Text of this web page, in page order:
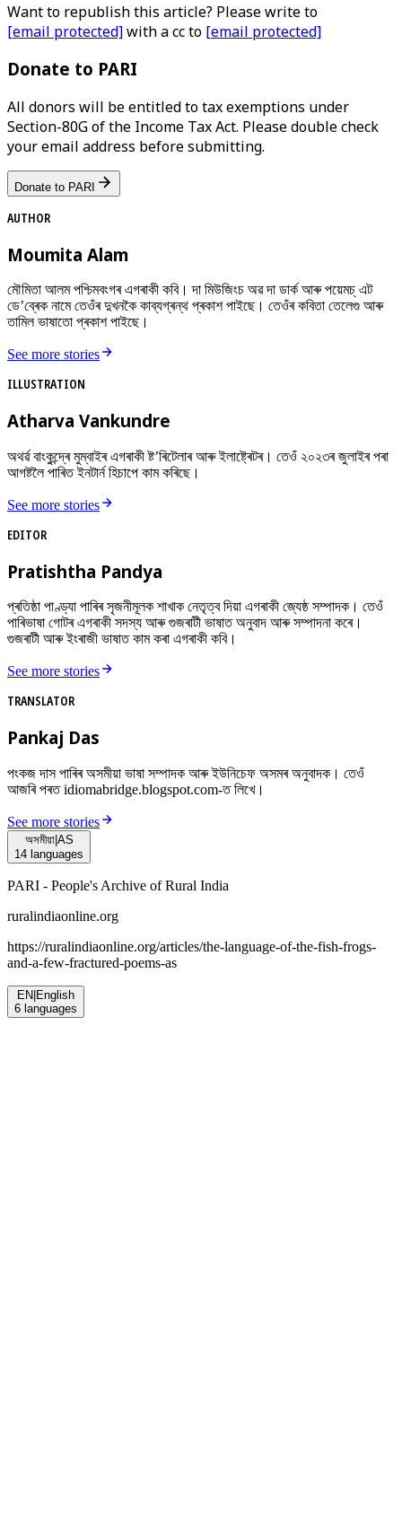
Want to republish this article? Please write to
[email protected]with a cc to [email protected]
Donate to PARI
All donors will be entitled to tax exemptions under
Section-80G of the Income Tax Act. Please double check
your email address before submitting.
Donate to PARI
AUTHOR
Moumita Alam
মৌমিতা আলম পশ্চিমবংগৰ এগৰাকী কবি। দা মিউজিংচ অৱ দা ডাৰ্ক আৰু পয়েমচ্ এট
ডে’ব্ৰেক নামে তেওঁৰ দুখনকৈ কাব্যগ্ৰন্থ প্ৰকাশ পাইছে। তেওঁৰ কবিতা তেলেগু আৰু
তামিল ভাষাতো প্ৰকাশ পাইছে।
See more stories
ILLUSTRATION
Atharva Vankundre
অথৰ্ৱ বাংকুন্দ্ৰে মুম্বাইৰ এগৰাকী ষ্ট’ৰিটেলাৰ আৰু ইলাষ্ট্ৰেটৰ। তেওঁ ২০২৩ৰ জুলাইৰ পৰা
আগষ্টলৈ পাৰিত ইনটাৰ্ন হিচাপে কাম কৰিছে।
See more stories
EDITOR
Pratishtha Pandya
প্ৰতিষ্ঠা পাণ্ড্যা পাৰিৰ সৃজনীমূলক শাখাক নেতৃত্ব দিয়া এগৰাকী জ্যেষ্ঠ সম্পাদক। তেওঁ
পাৰিভাষা গোটৰ এগৰাকী সদস্য আৰু গুজৰাটী ভাষাত অনুবাদ আৰু সম্পাদনা কৰে।
গুজৰাটী আৰু ইংৰাজী ভাষাত কাম কৰা এগৰাকী কবি।
See more stories
TRANSLATOR
Pankaj Das
পংকজ দাস পাৰিৰ অসমীয়া ভাষা সম্পাদক আৰু ইউনিচেফ অসমৰ অনুবাদক। তেওঁ
আজৰি পৰত idiomabridge.blogspot.com-ত লিখে।
See more stories
অসমীয়া| AS
14 languages
PARI - People's Archive of Rural India
ruralindiaonline.org
https://ruralindiaonline.org/articles/the-language-of-the-fish-frogs-
and-a-few-fractured-poems-as
EN English
6 languages